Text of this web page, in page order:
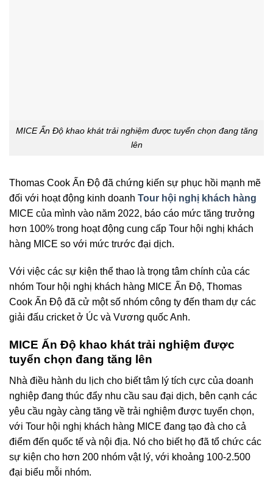
MICE Ấn Độ khao khát trải nghiệm được tuyển chọn đang tăng
lên
Thomas Cook Ấn Độ đã chứng kiến sự phục hồi mạnh mẽ
đối với hoạt động kinh doanh Tour hội nghị khách hàng
MICE của mình vào năm 2022, báo cáo mức tăng trưởng
hơn 100% trong hoạt động cung cấp Tour hội nghị khách
hàng MICE so với mức trước đại dịch.
Với việc các sự kiện thể thao là trọng tâm chính của các
nhóm Tour hội nghị khách hàng MICE Ấn Độ, Thomas
Cook Ấn Độ đã cử một số nhóm công ty đến tham dự các
giải đấu cricket ở Úc và Vương quốc Anh.
MICE Ấn Độ khao khát trải nghiệm được
tuyển chọn đang tăng lên
Nhà điều hành du lịch cho biết tâm lý tích cực của doanh
nghiệp đang thúc đẩy nhu cầu sau đại dịch, bên cạnh các
yêu cầu ngày càng tăng về trải nghiệm được tuyển chọn,
với Tour hội nghị khách hàng MICE đang tạo đà cho cả
điểm đến quốc tế và nội địa. Nó cho biết họ đã tổ chức các
sự kiện cho hơn 200 nhóm vật lý, với khoảng 100-2.500
đại biểu mỗi nhóm.